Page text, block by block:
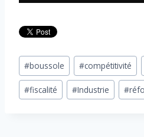
Étiquettes
de
la
#boussole #compétitivité
#fiscalité #Industrie #